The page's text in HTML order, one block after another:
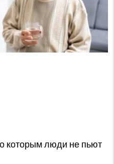
которым люди не пьют